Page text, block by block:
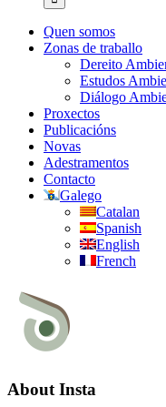
Quen somos
Zonas de traballo
Dereito
Estudos
Diálogo
Proxectos
Publicacións
Novas
Adestramentos
Contacto
Galego
Catalan
Spanish
English
French
About Insta